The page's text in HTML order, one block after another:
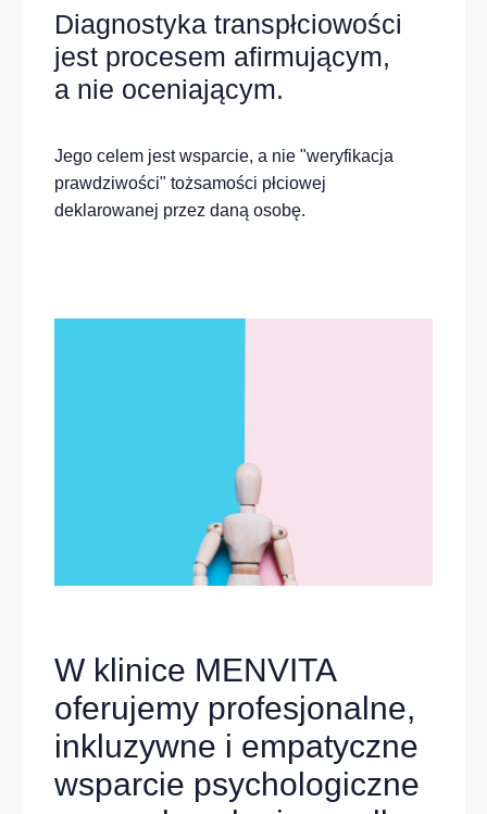
Diagnostyka transpłciowości
jest procesem afirmującym,
a nie oceniającym.
Jego celem jest wsparcie, a nie "weryfikacja
prawdziwości" tożsamości płciowej
deklarowanej przez daną osobę.
W klinice MENVITA
oferujemy profesjonalne,
inkluzywne i empatyczne
wsparcie psychologiczne